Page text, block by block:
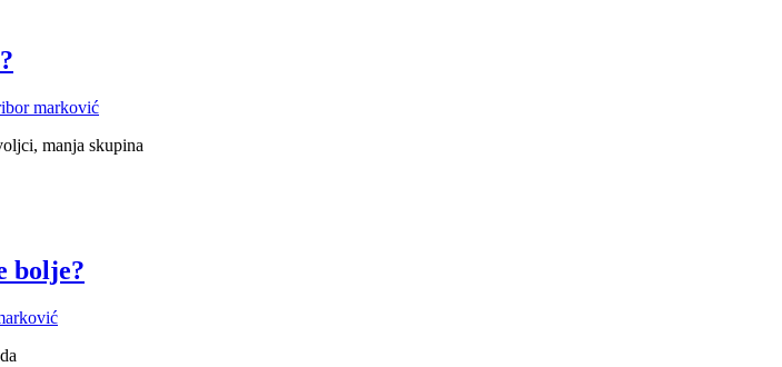
marković
manja skupina
bolje?